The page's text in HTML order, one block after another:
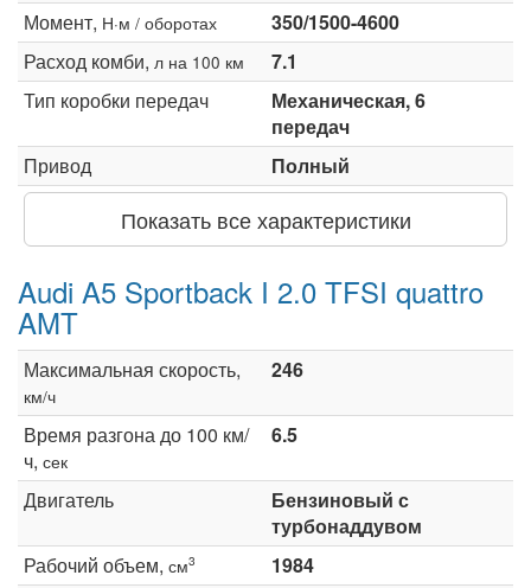
Момент, Н·м / оборотах
350/1500-4600
Расход комби, л на 100 км
7.1
Тип коробки передач
Механическая, 6
передач
Привод
Полный
Показать все характеристики
Audi A5 Sportback I 2.0 TFSI quattro
AMT
Максимальная скорость,
км/ч
246
Время разгона до 100 км/
ч, сек
6.5
Двигатель
Бензиновый с
турбонаддувом
Рабочий объем, см3
1984